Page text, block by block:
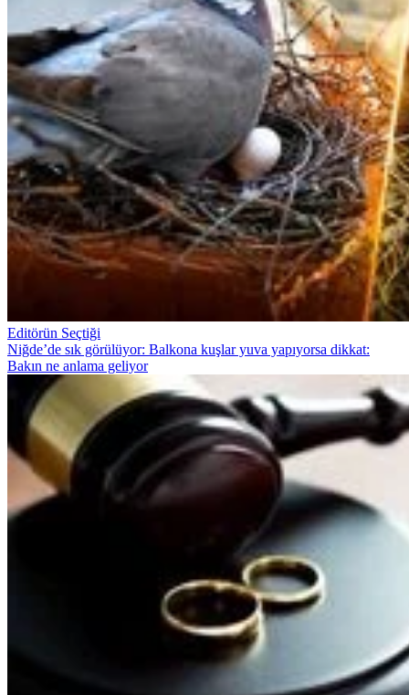
Editörün Seçtiği
Niğde’de sık görülüyor: Balkona kuşlar yuva yapıyorsa dikkat:
Bakın ne anlama geliyor